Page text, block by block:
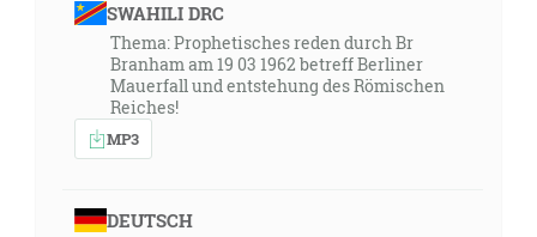
SWAHILI DRC
Thema: Prophetisches reden durch Br
Branham am 19 03 1962 betreff Berliner
Mauerfall und entstehung des Römischen
Reiches!
MP3
DEUTSCH